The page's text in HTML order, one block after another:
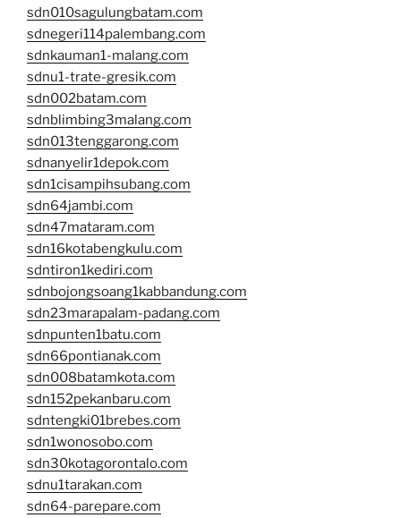
sdn010sagulungbatam.com
sdnegeri114palembang.com
sdnkauman1-malang.com
sdnu1-trate-gresik.com
sdn002batam.com
sdnblimbing3malang.com
sdn013tenggarong.com
sdnanyelir1depok.com
sdn1cisampihsubang.com
sdn64jambi.com
sdn47mataram.com
sdn16kotabengkulu.com
sdntiron1kediri.com
sdnbojongsoang1kabbandung.com
sdn23marapalam-padang.com
sdnpunten1batu.com
sdn66pontianak.com
sdn008batamkota.com
sdn152pekanbaru.com
sdntengki01brebes.com
sdn1wonosobo.com
sdn30kotagorontalo.com
sdnu1tarakan.com
sdn64-parepare.com